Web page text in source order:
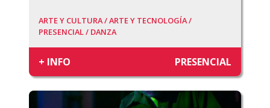
ARTE Y CULTURA /ARTE Y TECNOLOGÍA /
PRESENCIAL / DANZA
+ INFO PRESENCIAL